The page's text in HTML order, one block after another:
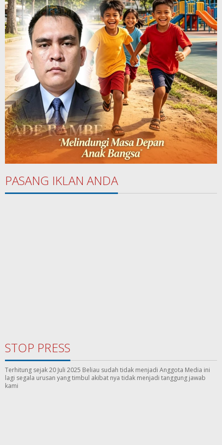
PASANG IKLAN ANDA
STOP PRESS
Terhitung sejak 20 Juli 2025 Beliau sudah tidak menjadi Anggota Media ini
lagi segala urusan yang timbul akibat nya tidak menjadi tanggung jawab
kami